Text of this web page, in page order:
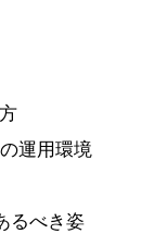
運用環境
るべき姿